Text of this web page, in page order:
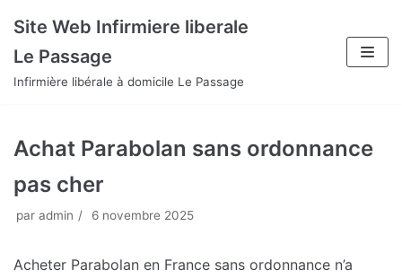
Aller
contenu
Site Web Infirmiere liberale
Le Passage
Infirmière libérale à domicile Le Passage
Achat Parabolan sans ordonnance
pas cher
par admin 6 novembre 2025
Acheter Parabolan en France sans ordonnance n’a